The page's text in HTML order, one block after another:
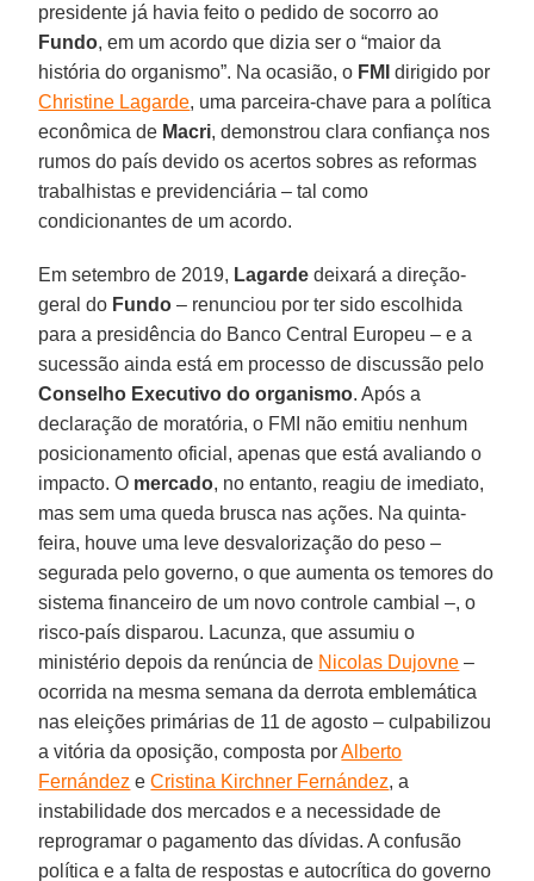
presidente já havia feito o pedido de socorro ao
Fundo, em um acordo que dizia ser o “maior da
história do organismo”. Na ocasião, o FMI dirigido por
Christine Lagarde, uma parceira-chave para a política
econômica de Macri, demonstrou clara confiança nos
rumos do país devido os acertos sobres as reformas
trabalhistas e previdenciária – tal como
condicionantes de um acordo.
Em setembro de 2019, Lagarde deixará a direção-
geral do Fundo – renunciou por ter sido escolhida
para a presidência do Banco Central Europeu – e a
sucessão ainda está em processo de discussão pelo
Conselho Executivo do organismo. Após a
declaração de moratória, o FMI não emitiu nenhum
posicionamento oficial, apenas que está avaliando o
impacto. O mercado, no entanto, reagiu de imediato,
mas sem uma queda brusca nas ações. Na quinta-
feira, houve uma leve desvalorização do peso –
segurada pelo governo, o que aumenta os temores do
sistema financeiro de um novo controle cambial –, o
risco-país disparou. Lacunza, que assumiu o
ministério depois da renúncia de Nicolas Dujovne –
ocorrida na mesma semana da derrota emblemática
nas eleições primárias de 11 de agosto – culpabilizou
a vitória da oposição, composta porAlberto
Fernández eCristina Kirchner Fernández, a
instabilidade dos mercados e a necessidade de
reprogramar o pagamento das dívidas. A confusão
política e a falta de respostas e autocrítica do governo